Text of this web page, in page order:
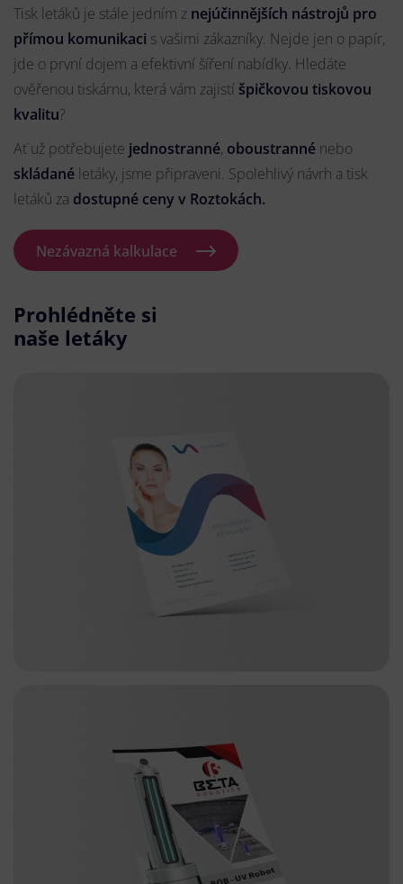
Tisk letáků je stále jedním z nejúčinnějších nástrojů pro
přímou komunikaci s vašimi zákazníky. Nejde jen o papír,
jde o první dojem a efektivní šíření nabídky. Hledáte
ověřenou tiskárnu, která vám zajistí špičkovou tiskovou
kvalitu?
Ať už potřebujete jednostranné, oboustranné nebo
skládané letáky, jsme připraveni. Spolehlivý návrh a tisk
letáků za dostupné ceny v Roztokách.
Nezávazná kalkulace
Prohlédněte si
naše letáky